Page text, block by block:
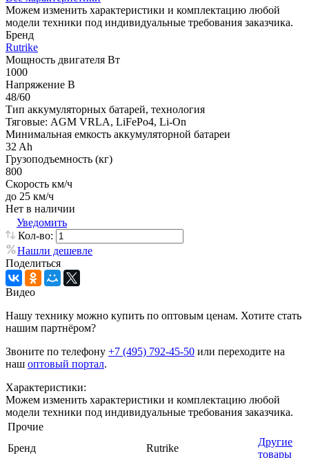
Можем изменить характеристики и комплектацию любой
модели техники под индивидуальные требования заказчика.
Бренд
Rutrike
Мощность двигателя Вт
1000
Напряжение В
48/60
Тип аккумуляторных батарей, технология
Тяговые: AGM VRLA, LiFePo4, Li-On
Минимальная емкость аккумуляторной батареи
32 Ah
Грузоподъемность (кг)
800
Скорость км/ч
до 25 км/ч
Нет в наличии
Уведомить
Кол-во:
Нашли дешевле
Поделиться
Видео
Нашу технику можно купить по оптовым ценам. Хотите стать
нашим партнёром?
Звоните по телефону +7 (495) 792-45-50 или переходите на
наш оптовый портал.
Характеристики:
Можем изменить характеристики и комплектацию любой
модели техники под индивидуальные требования заказчика.
Прочие
Бренд
Rutrike
Другие
товары